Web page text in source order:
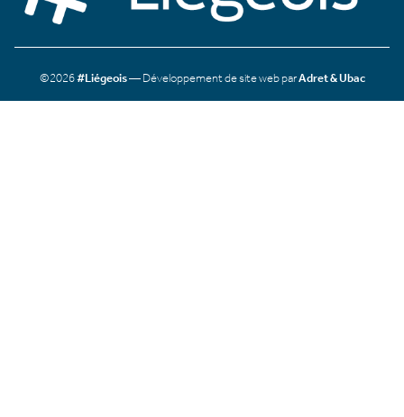
©2026#Liégeois— Développement de site web parAdret & Ubac